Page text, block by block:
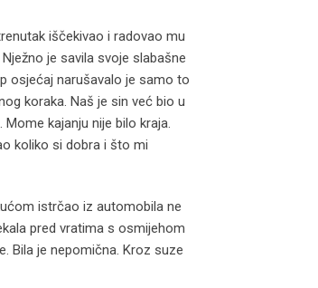
iščekivao i radovao mu
je savila svoje slabašne
osjećaj narušavalo je samo to
koraka. Naš je sin već bio u
kajanju nije bilo kraja.
koliko si dobra i što mi
istrčao iz automobila ne
pred vratima s osmijehom
Bila je nepomična. Kroz suze